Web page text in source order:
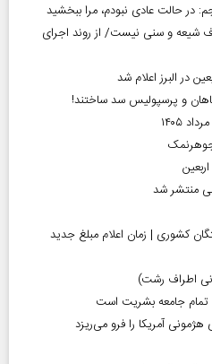
جم: در حالت عادی نبودم، مرا ببخشید
شیعه و سنی نیست/ از روند اجرای
در البرز اعلام شد
و پرسپولیس سد ساختند!
جوهرنمک
منتشر شد
کشوری | زمان اعلام مبلغ جدید
اطراف رشت)
جامعه بشریت است
آمریکا را فرو می‌ریزد